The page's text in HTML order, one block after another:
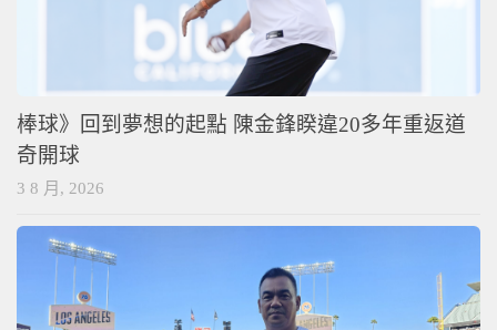
棒球》回到夢想的起點 陳金鋒睽違20多年重返道
奇開球
3 8 月, 2026